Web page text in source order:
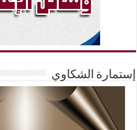
إستمارة الشكاوي